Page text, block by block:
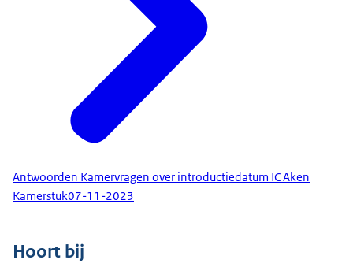
Antwoorden Kamervragen over introductiedatum IC Aken
Kamerstuk07-11-2023
Hoort bij